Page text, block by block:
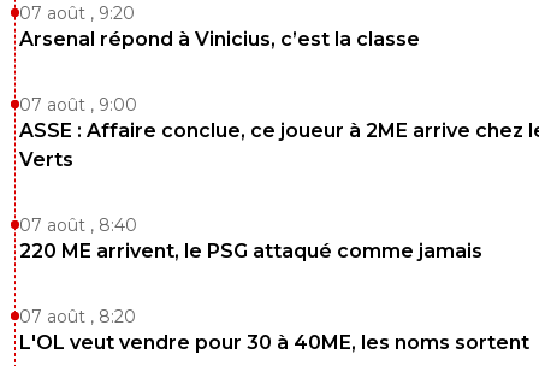
07 août , 9:20
Arsenal répond à Vinicius, c’est la classe
07 août , 9:00
ASSE : Affaire conclue, ce joueur à 2ME arrive chez
Verts
07 août , 8:40
220 ME arrivent, le PSG attaqué comme jamais
07 août , 8:20
L'OL veut vendre pour 30 à 40ME, les noms sortent